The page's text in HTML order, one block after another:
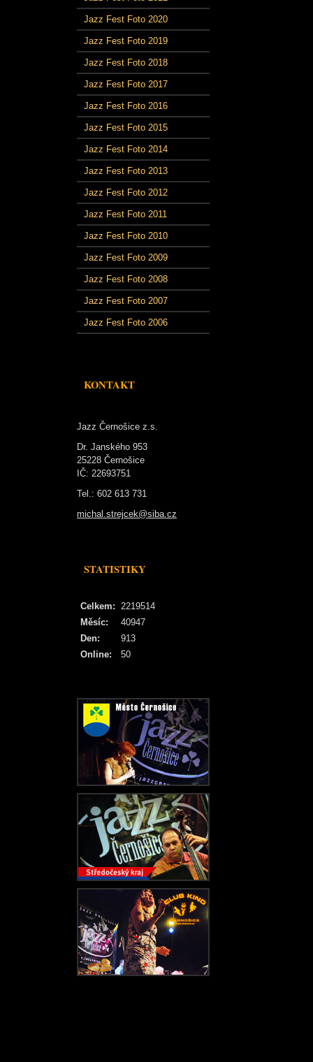
Jazz Fest Foto 2020
Jazz Fest Foto 2019
Jazz Fest Foto 2018
Jazz Fest Foto 2017
Jazz Fest Foto 2016
Jazz Fest Foto 2015
Jazz Fest Foto 2014
Jazz Fest Foto 2013
Jazz Fest Foto 2012
Jazz Fest Foto 2011
Jazz Fest Foto 2010
Jazz Fest Foto 2009
Jazz Fest Foto 2008
Jazz Fest Foto 2007
Jazz Fest Foto 2006
KONTAKT
Jazz Černošice z.s.
Dr. Janského 953
25228 Černošice
IČ: 22693751
Tel.: 602 613 731
michal.strejcek@siba.cz
STATISTIKY
Online: 50
Celkem: 2219514
Měsíc:
40947
Den:
913